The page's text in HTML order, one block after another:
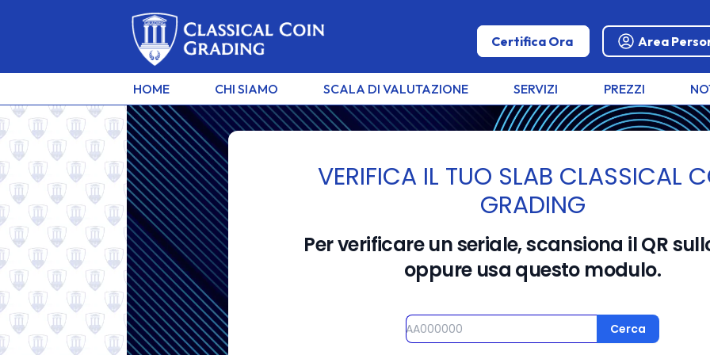
Certifica Ora Area
HOME CHI SIAMO SCALA DI VALUTAZIONE SERVIZI PREZZI
CLASSICAL COIN GRADING
un servizio europeo di autenticazione
e certificazione di monete da
collezione antiche e moderne
VERIFICA IL TUO SLAB CLASSICAL
GRADING
Per verificare un seriale, scansiona il QR
oppure usa questo modulo.
Cerca